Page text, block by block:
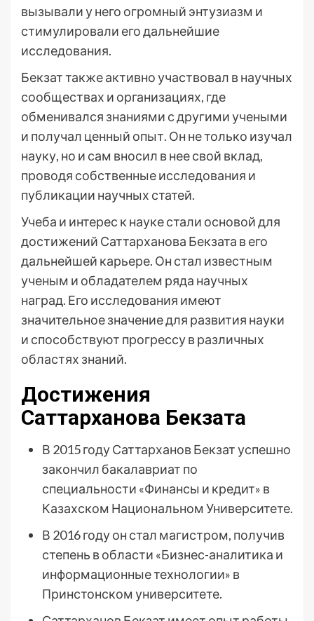
вызывали у него огромный энтузиазм и
стимулировали его дальнейшие
исследования.
Бекзат также активно участвовал в научных
сообществах и организациях, где
обменивался знаниями с другими учеными
и получал ценный опыт. Он не только изучал
науку, но и сам вносил в нее свой вклад,
проводя собственные исследования и
публикации научных статей.
Учеба и интерес к науке стали основой для
достижений Саттарханова Бекзата в его
дальнейшей карьере. Он стал известным
ученым и обладателем ряда научных
наград. Его исследования имеют
значительное значение для развития науки
и способствуют прогрессу в различных
областях знаний.
Достижения
Саттарханова Бекзата
В 2015 году Саттарханов Бекзат успешно
закончил бакалавриат по
специальности «Финансы и кредит» в
Казахском Национальном Университете.
В 2016 году он стал магистром, получив
степень в области «Бизнес-аналитика и
информационные технологии» в
Принстонском университете.